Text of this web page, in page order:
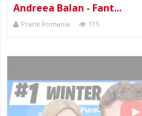
Andreea Balan - Fant...
Prank Romania 115